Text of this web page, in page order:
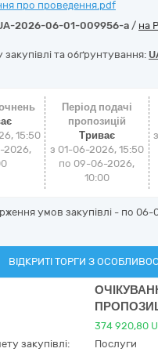
про проведення.pdf
2026-06-01-009956-a / на
закупівлі та обґрунтування:
15:50
2026,
Період подачі
пропозицій
Триває
з 01-06-2026, 15:50
по 09-06-2026,
10:00
умов закупівлі - по 06-
ВІДКРИТІ ТОРГИ З
374 920,80
закупівлі:
Послуги